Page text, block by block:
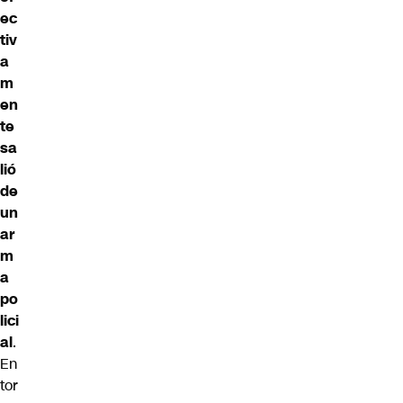
ec
tiv
a
m
en
te
sa
lió
de
un
ar
m
a
po
lici
al.
En
tor